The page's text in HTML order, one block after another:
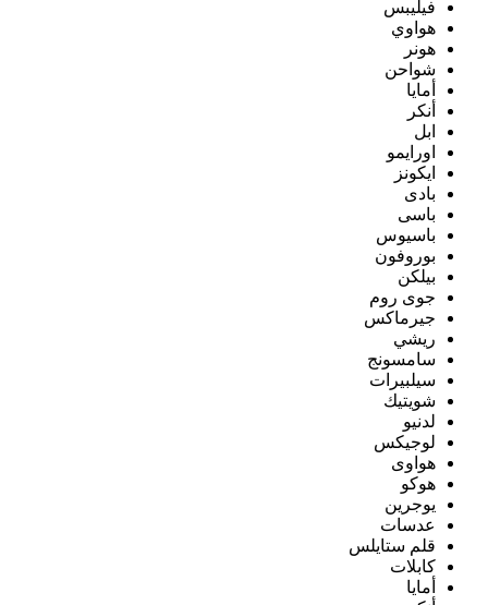
فيليبس
هواوي
هونر
شواحن
أمايا
أنكر
ابل
اورايمو
ايكونز
بادى
باسى
باسيوس
بوروفون
بيلكن
جوى روم
جيرماكس
ريشي
سامسونج
سيلبيرات
شويتيك
لدنيو
لوجيكس
هواوى
هوكو
يوجرين
عدسات
قلم ستايلس
كابلات
أمايا